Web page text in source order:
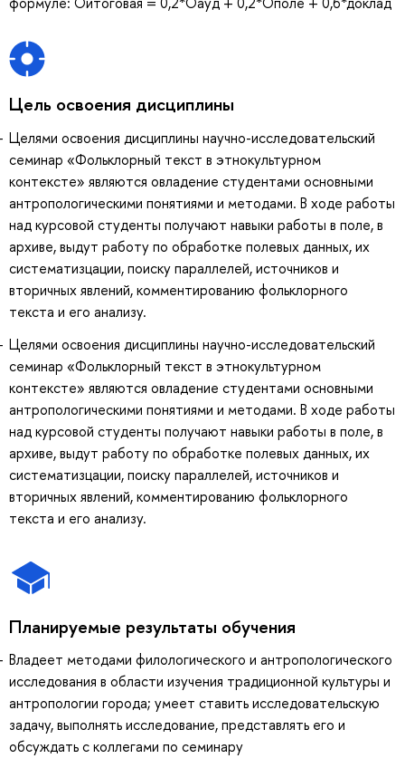
Цель освоения дисциплины
Целями освоения дисциплины научно-исследовательский
семинар «Фольклорный текст в этнокультурном
контексте» являются овладение студентами основными
антропологическими понятиями и методами. В ходе работы
над курсовой студенты получают навыки работы в поле, в
архиве, выдут работу по обработке полевых данных, их
систематизцации, поиску параллелей, источников и
вторичных явлений, комментированию фольклорного
текста и его анализу.
Целями освоения дисциплины научно-исследовательский
семинар «Фольклорный текст в этнокультурном
контексте» являются овладение студентами основными
антропологическими понятиями и методами. В ходе работы
над курсовой студенты получают навыки работы в поле, в
архиве, выдут работу по обработке полевых данных, их
систематизцации, поиску параллелей, источников и
вторичных явлений, комментированию фольклорного
текста и его анализу.
Планируемые результаты обучения
Владеет методами филологического и антропологического
исследования в области изучения традиционной культуры и
антропологии города; умеет ставить исследовательскую
задачу, выполнять исследование, представлять его и
обсуждать с коллегами по семинару